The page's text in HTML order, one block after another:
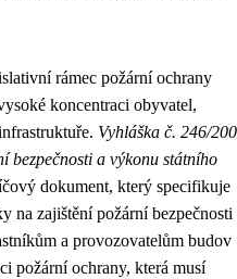
rámec požární ochrany
koncentraci obyvatel,
Vyhláška č. 246/
bezpečnosti a výkonu státního
dokument, který specifikuje
na zajištění požární bezpečnosti
a provozovatelům budov
požární ochrany, která musí